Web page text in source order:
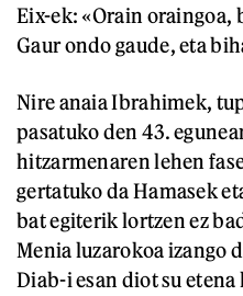
Eix-ek: «Orain oraingoa,
Gaur ondo gaude, eta
Nire anaia Ibrahimek,
pasatuko den 43.
hitzarmenaren lehen
gertatuko da Hamasek
bat egiterik lortzen ez
Menia luzarokoa izango
Diab-i esan diot su etena